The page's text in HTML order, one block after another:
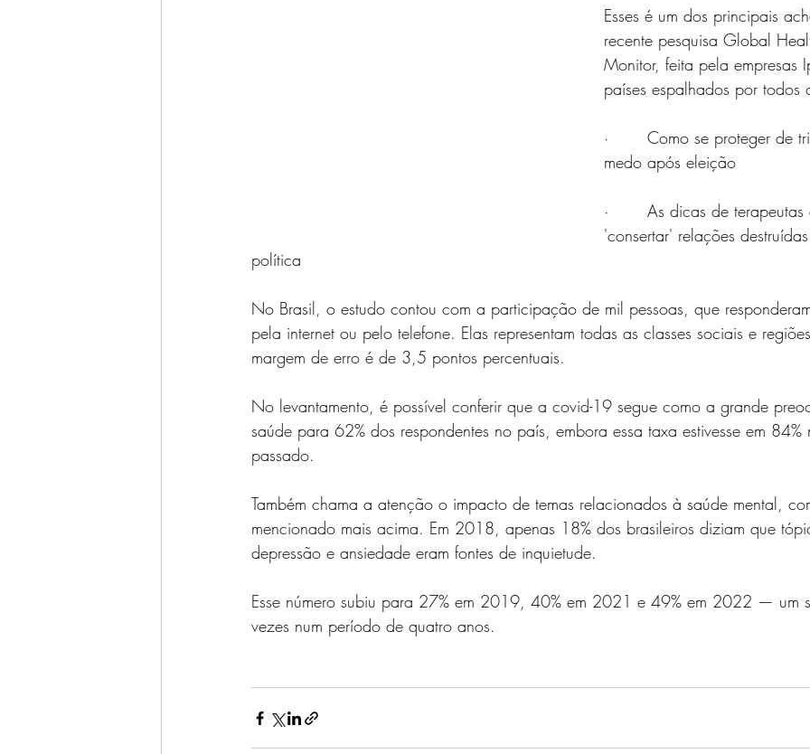
Esses é um dos principais
recente pesquisa Global
Monitor, feita pela empresas
países espalhados por todos
· Como se proteger de
medo após eleição
· As dicas de
'consertar' relações
política
No Brasil, o estudo contou com a participação de mil pessoas, que
pela internet ou pelo telefone. Elas representam todas as classes sociais e
margem de erro é de 3,5 pontos percentuais.
No levantamento, é possível conferir que a covid-19 segue como a grande
saúde para 62% dos respondentes no país, embora essa taxa estivesse em 84%
passado.
Também chama a atenção o impacto de temas relacionados à saúde mental,
mencionado mais acima. Em 2018, apenas 18% dos brasileiros diziam que
depressão e ansiedade eram fontes de inquietude.
Esse número subiu para 27% em 2019, 40% em 2021 e 49% em 2022 — um
vezes num período de quatro anos.